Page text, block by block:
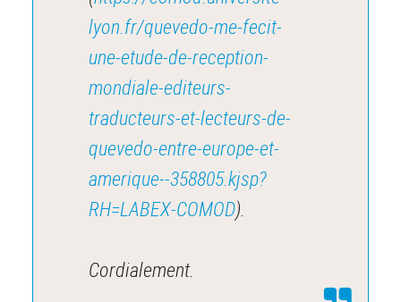
lyon.fr/quevedo-me-fecit-
une-etude-de-reception-
mondiale-editeurs-
traducteurs-et-lecteurs-de-
quevedo-entre-europe-et-
amerique--358805.kjsp?
RH=LABEX-COMOD).
Cordialement.